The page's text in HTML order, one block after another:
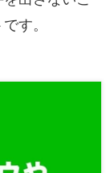
す。